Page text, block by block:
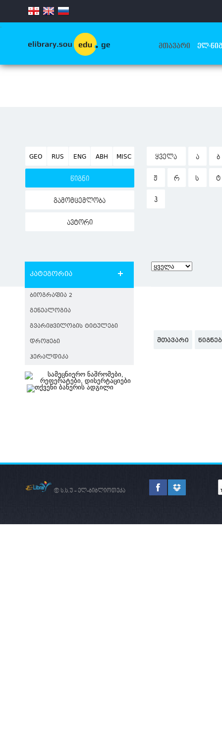
.
ᲛᲗᲐᲕᲐᲠᲘ ᲔᲚ-
GEO RUS ENG ABH MISC
წიგნი
გამომცემლობა
ავტორი
ᲧᲕᲔᲚᲐ Ა Ბ
Ჟ Რ Ს Ტ
Ჰ
კატეგორია
ᲑᲘᲝᲒᲠᲐᲤᲘᲐ 2
ᲒᲔᲜᲔᲐᲚᲝᲒᲘᲐ
ᲒᲕᲐᲠᲘᲨᲕᲘᲚᲝᲑᲘᲡ ᲢᲘᲢᲣᲚᲔᲑᲘ
ᲓᲠᲝᲨᲔᲑᲘ
ᲰᲔᲠᲐᲚᲓᲘᲙᲐ
ᲛᲗᲐᲕᲐᲠᲘ
© ს.ს.უ - ელ-ბიბლიოთეკა